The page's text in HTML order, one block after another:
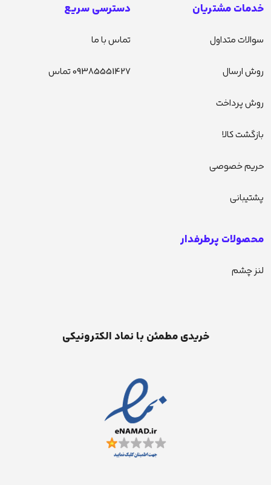
خدمات مشتریان
سوالات متداول
روش ارسال
روش پرداخت
بازگشت کالا
حریم خصوصی
پشتیبانی
دسترسی سریع
تماس با ما
09385551427 تماس
محصولات پرطرفدار
لنز چشم
خریدی مطمئن با نماد الکترونیکی